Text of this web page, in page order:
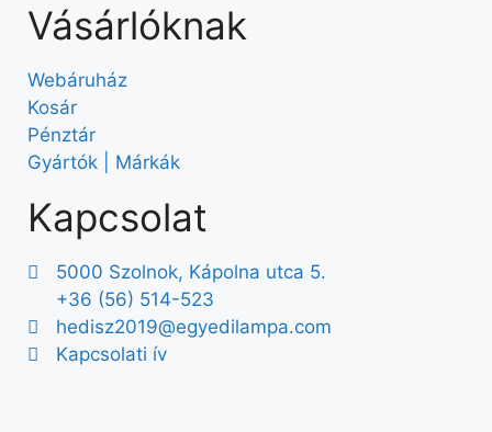
Vásárlóknak
Webáruház
Kosár
Pénztár
Gyártók | Márkák
Kapcsolat
5000 Szolnok, Kápolna utca 5.
+36 (56) 514-523
hedisz2019@egyedilampa.com
Kapcsolati ív